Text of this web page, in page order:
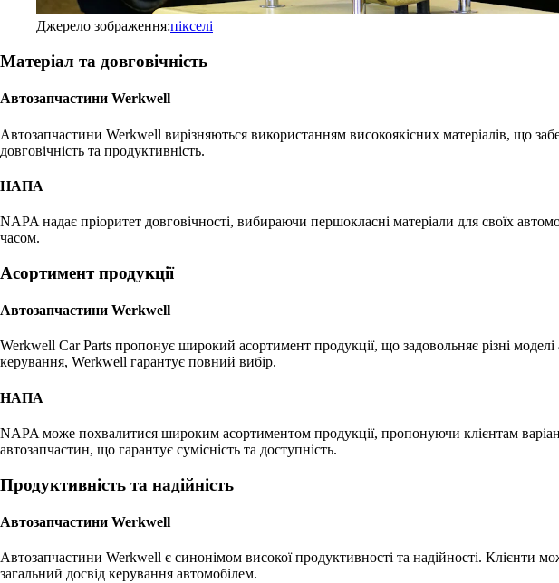
Джерело зображення:пікселі
Матеріал та довговічність
Автозапчастини Werkwell
Автозапчастини Werkwell вирізняються використанням високоякісних матеріалів, що
довговічність та продуктивність.
НАПА
NAPA надає пріоритет довговічності, вибираючи першокласні матеріали для своїх
часом.
Асортимент продукції
Автозапчастини Werkwell
Werkwell Car Parts пропонує широкий асортимент продукції, що задовольняє різні
керування, Werkwell гарантує повний вибір.
НАПА
NAPA може похвалитися широким асортиментом продукції, пропонуючи клієнтам
автозапчастин, що гарантує сумісність та доступність.
Продуктивність та надійність
Автозапчастини Werkwell
Автозапчастини Werkwell є синонімом високої продуктивності та надійності. Клієнти
загальний досвід керування автомобілем.